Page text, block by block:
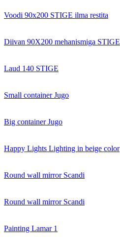
Voodi 90x200 STIGE ilma restita
Diivan 90X200 mehanismiga STIGE
Laud 140 STIGE
Small container Jugo
Big container Jugo
Happy Lights Lighting in beige color
Round wall mirror Scandi
Round wall mirror Scandi
Painting Lamar 1